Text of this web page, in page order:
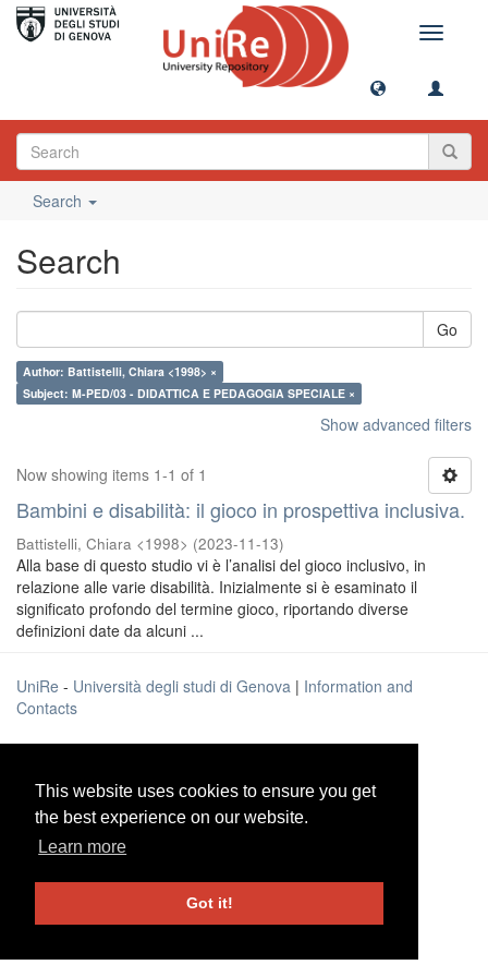
This website uses cookies to ensure you get
the best experience on our website.
Learn more
Got it!
This website uses cookies to ensure you get
the best experience on our website.
Learn more
Got it!
Toggle
Search
Search
Go
Author: Battistelli, Chiara <1998> ×
Subject: M-PED/03 - DIDATTICA E PEDAGOGIA SPECIALE ×
Show advanced filters
Now showing items 1-1 of 1
Bambini e disabilità: il gioco in prospettiva inclusiva.
Battistelli, Chiara <1998> (2023-11-13)
Alla base di questo studio vi è l’analisi del gioco inclusivo, in
relazione alle varie disabilità. Inizialmente si è esaminato il
significato profondo del termine gioco, riportando diverse
definizioni date da alcuni ...
UniRe - Università degli studi di Genova | Information and
Contacts